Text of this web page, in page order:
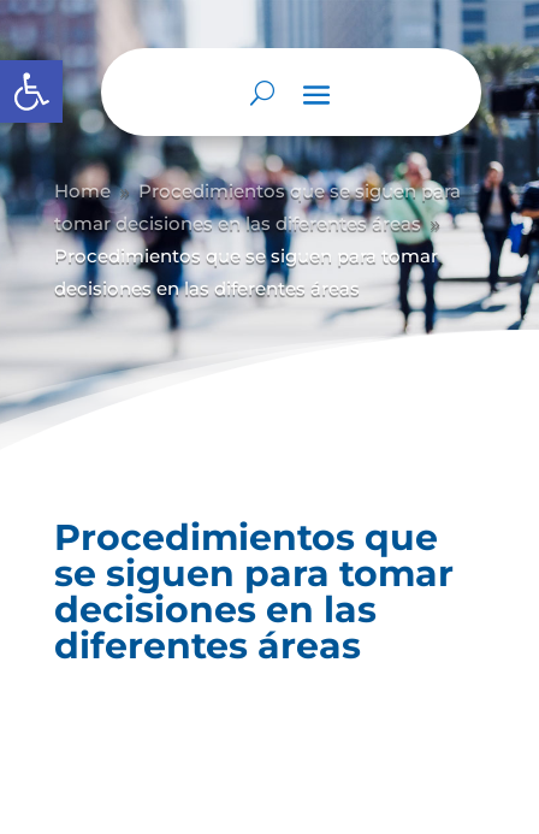
Abrir barra de herramientas
Home 9 Procedimientos que se siguen para
tomar decisiones en las diferentes áreas 9
Procedimientos que se siguen para tomar
decisiones en las diferentes áreas
Procedimientos que
se siguen para tomar
decisiones en las
diferentes áreas